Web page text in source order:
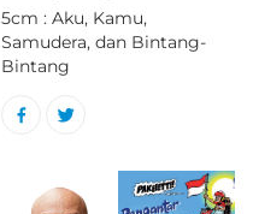
5cm : Aku, Kamu,
Samudera, dan Bintang-
Bintang